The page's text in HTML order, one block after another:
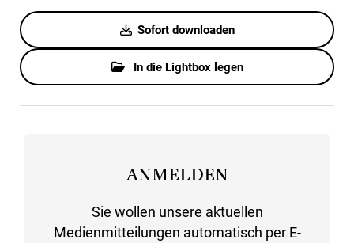
Sofort downloaden
In die Lightbox legen
ANMELDEN
Sie wollen unsere aktuellen
Medienmitteilungen automatisch per E-